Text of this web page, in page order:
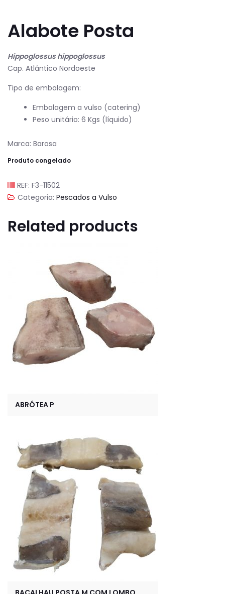
Alabote Posta
Hippoglossus hippoglossus
Cap. Atlântico Nordoeste
Tipo de embalagem:
Embalagem a vulso (catering)
Peso unitário: 6 Kgs (líquido)
Marca: Barosa
Produto congelado
REF: F3-11502
Categoria: Pescados a Vulso
Related products
ABRÓTEA P